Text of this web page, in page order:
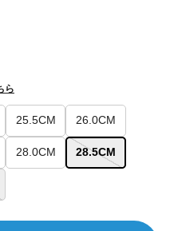
25.5CM 26.0CM
28.0CM 28.5CM
ら